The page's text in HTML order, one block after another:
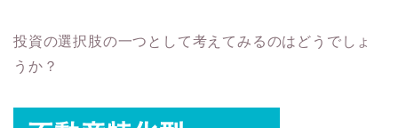
投資の選択肢の一つとして考えてみるのはどうでしょ
うか？